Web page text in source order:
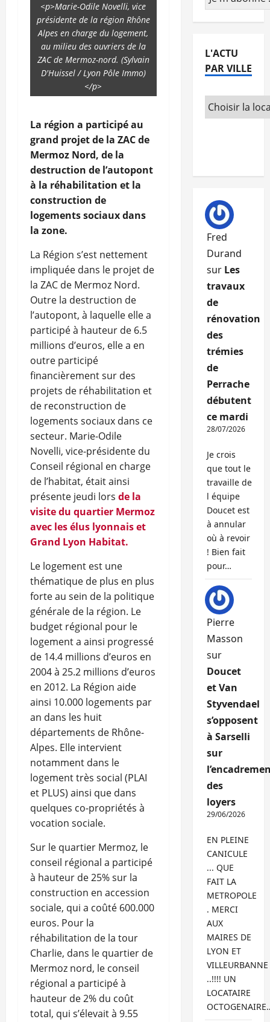
<p>Marie-Odile Novelli, vice
présidente de la région Rhône
Alpes en charge du logement,
au milieu des ouvriers de la
ZAC de Mermoz-nord. (Sylvain
D'Huissel / Lyon Pôle Immo)
</p>
La région a participé au
grand projet de la ZAC de
Mermoz Nord, de la
destruction de l’autopont
à la réhabilitation et la
construction de
logements sociaux dans
la zone.
La Région s’est nettement
impliquée dans le projet de
la ZAC de Mermoz Nord.
Outre la destruction de
l’autopont, à laquelle elle a
participé à hauteur de 6.5
millions d’euros, elle a en
outre participé
financièrement sur des
projets de réhabilitation et
de reconstruction de
logements sociaux dans ce
secteur. Marie-Odile
Novelli, vice-présidente du
Conseil régional en charge
de l’habitat, était ainsi
présente jeudi lors de la
visite du quartier Mermoz
avec les élus lyonnais et
Grand Lyon Habitat.
Le logement est une
thématique de plus en plus
forte au sein de la politique
générale de la région. Le
budget régional pour le
logement a ainsi progressé
de 14.4 millions d’euros en
2004 à 25.2 millions d’euros
en 2012. La Région aide
ainsi 10.000 logements par
an dans les huit
départements de Rhône-
Alpes. Elle intervient
notamment dans le
logement très social (PLAI
et PLUS) ainsi que dans
quelques co-propriétés à
vocation sociale.
Sur le quartier Mermoz, le
conseil régional a participé
à hauteur de 25% sur la
construction en accession
sociale, qui a coûté 600.000
euros. Pour la
réhabilitation de la tour
Charlie, dans le quartier de
Mermoz nord, le conseil
régional a participé à
hauteur de 2% du coût
total, qui s’élevait à 9.55
L'ACTU
PAR VILLE
Fred
Durand
sur Les
travaux
de
rénovation
des
trémies
de
Perrache
débutent
ce mardi
28/07/2026
Je crois
que tout le
travaille de
l équipe
Doucet est
à annular
où à revoir
! Bien fait
pour…
Pierre
Masson
sur
Doucet
et Van
Styvendael
s’opposent
à Sarselli
sur
des
loyers
29/06/2026
EN PLEINE
CANICULE
... QUE
FAIT LA
METROPOLE
. MERCI
AUX
MAIRES DE
LYON ET
VILLEURBANNE
..!!!! UN
LOCATAIRE